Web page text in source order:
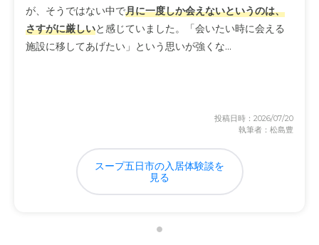
が、そうではない中で月に一度しか会えないというのは、
さすがに厳しいと感じていました。「会いたい時に会える
施設に移してあげたい」という思いが強くな...
投稿日時：2026/07/20
執筆者：松島豊
スープ五日市の入居体験談を
見る